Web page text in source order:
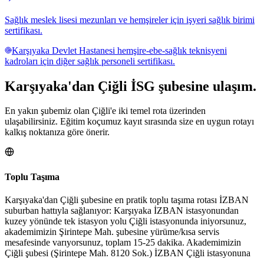
Sağlık meslek lisesi mezunları ve hemşireler için işyeri sağlık birimi
sertifikası.
Karşıyaka Devlet Hastanesi hemşire-ebe-sağlık teknisyeni
kadroları için diğer sağlık personeli sertifikası.
Karşıyaka'dan Çiğli İSG şubesine ulaşım.
En yakın şubemiz olan Çiğli'e iki temel rota üzerinden
ulaşabilirsiniz. Eğitim koçumuz kayıt sırasında size en uygun rotayı
kalkış noktanıza göre önerir.
Toplu Taşıma
Karşıyaka'dan Çiğli şubesine en pratik toplu taşıma rotası İZBAN
suburban hattıyla sağlanıyor: Karşıyaka İZBAN istasyonundan
kuzey yönünde tek istasyon yolu Çiğli istasyonunda iniyorsunuz,
akademimizin Şirintepe Mah. şubesine yürüme/kısa servis
mesafesinde varıyorsunuz, toplam 15-25 dakika. Akademimizin
Çiğli şubesi (Şirintepe Mah. 8120 Sok.) İZBAN Çiğli istasyonuna